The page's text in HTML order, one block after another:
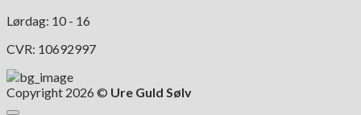
Lørdag: 10 - 16
CVR: 10692997
Copyright 2026 © Ure Guld Sølv